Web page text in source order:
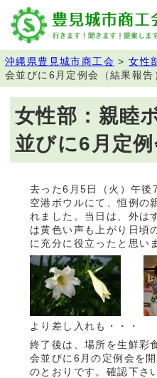
沖縄県豊見城市商工会 >女性
会並びに6月定例会（結果報告
女性部：親睦
並びに6月定例
去った6月5日（火）午後
空港ボウルにて、恒例の
れました。当日は、外は
は黄色い声も上がり日頃
に充分に役立ったと思い
より差し入れも・・・
終了後は、場所を生鮮彩
会並びに6月の定例会を
のとおりです。確認下さ